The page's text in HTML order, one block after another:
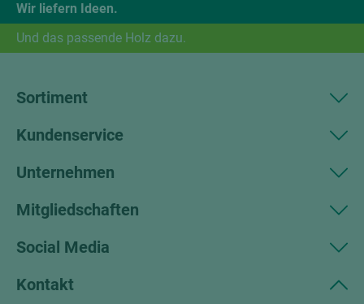
Wir liefern Ideen.
Und das passende Holz dazu.
Sortiment
Kundenservice
Unternehmen
Mitgliedschaften
Social Media
Kontakt